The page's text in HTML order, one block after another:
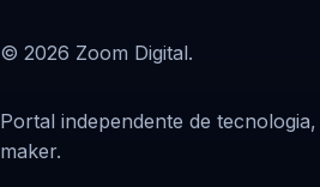
© 2026 Zoom Digital.
Portal independente de
maker.